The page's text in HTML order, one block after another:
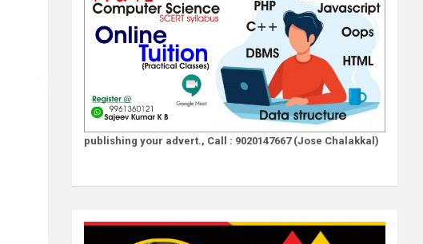
publishing your advert., Call : 9020147667 (Jose Chalakkal)